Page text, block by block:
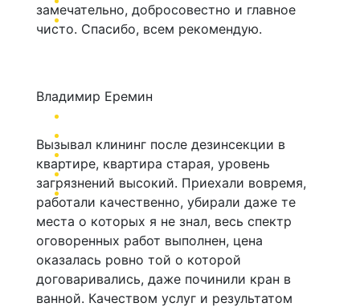
замечательно, добросовестно и главное
чисто. Спасибо, всем рекомендую.
Вызывал клининг после дезинсекции в
квартире, квартира старая, уровень
загрязнений высокий. Приехали вовремя,
работали качественно, убирали даже те
места о которых я не знал, весь спектр
оговоренных работ выполнен, цена
оказалась ровно той о которой
договаривались, даже починили кран в
ванной. Качеством услуг и результатом
Владимир Еремин